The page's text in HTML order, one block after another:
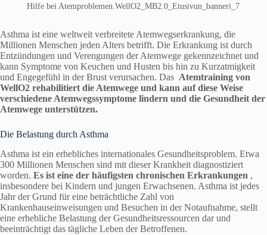
Hilfe bei Atemproblemen.WellO2_MB2.0_Etusivun_banneri_7
Asthma ist eine weltweit verbreitete Atemwegserkrankung, die
Millionen Menschen jeden Alters betrifft. Die Erkrankung ist durch
Entzündungen und Verengungen der Atemwege gekennzeichnet und
kann Symptome von Keuchen und Husten bis hin zu Kurzatmigkeit
und Engegefühl in der Brust verursachen. Das Atemtraining von
WellO2 rehabilitiert die Atemwege und kann auf diese Weise
verschiedene Atemwegssymptome lindern und die Gesundheit der
Atemwege unterstützen.
Die Belastung durch Asthma
Asthma ist ein erhebliches internationales Gesundheitsproblem. Etwa
300 Millionen Menschen sind mit dieser Krankheit diagnostiziert
worden. Es ist eine der häufigsten chronischen Erkrankungen ,
insbesondere bei Kindern und jungen Erwachsenen. Asthma ist jedes
Jahr der Grund für eine beträchtliche Zahl von
Krankenhauseinweisungen und Besuchen in der Notaufnahme, stellt
eine erhebliche Belastung der Gesundheitsressourcen dar und
beeinträchtigt das tägliche Leben der Betroffenen.